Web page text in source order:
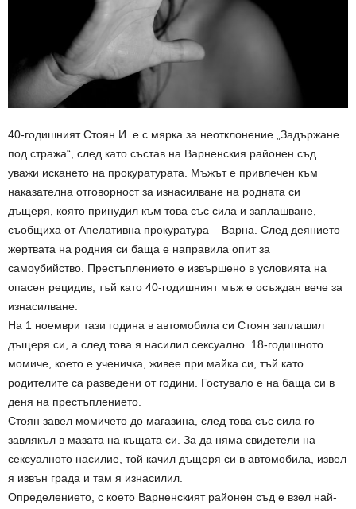
40-годишният Стоян И. е с мярка за неотклонение „Задържане
под стража“, след като състав на Варненския районен съд
уважи искането на прокуратурата. Мъжът е привлечен към
наказателна отговорност за изнасилване на родната си
дъщеря, която принудил към това със сила и заплашване,
съобщиха от Апелативна прокуратура – Варна. След деянието
жертвата на родния си баща е направила опит за
самоубийство. Престъплението е извършено в условията на
опасен рецидив, тъй като 40-годишният мъж е осъждан вече за
изнасилване.
На 1 ноември тази година в автомобила си Стоян заплашил
дъщеря си, а след това я насилил сексуално. 18-годишното
момиче, което е ученичка, живее при майка си, тъй като
родителите са разведени от години. Гостувало е на баща си в
деня на престъплението.
Стоян завел момичето до магазина, след това със сила го
завлякъл в мазата на къщата си. За да няма свидетели на
сексуалното насилие, той качил дъщеря си в автомобила, извел
я извън града и там я изнасилил.
Определението, с което Варненският районен съд е взел най-